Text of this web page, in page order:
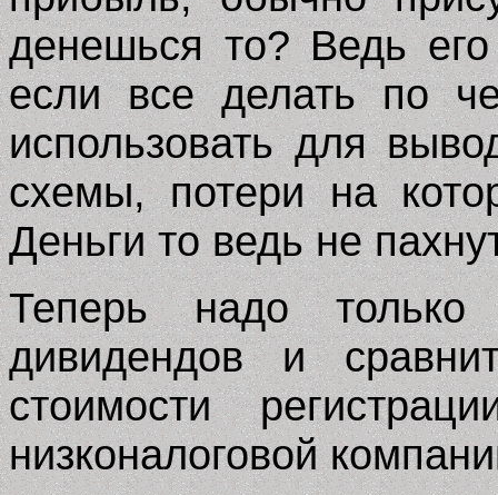
денешься то? Ведь
если все делать по
использовать для
схемы, потери на
Деньги то ведь не
Теперь надо
дивидендов и
стоимости
низконалоговой